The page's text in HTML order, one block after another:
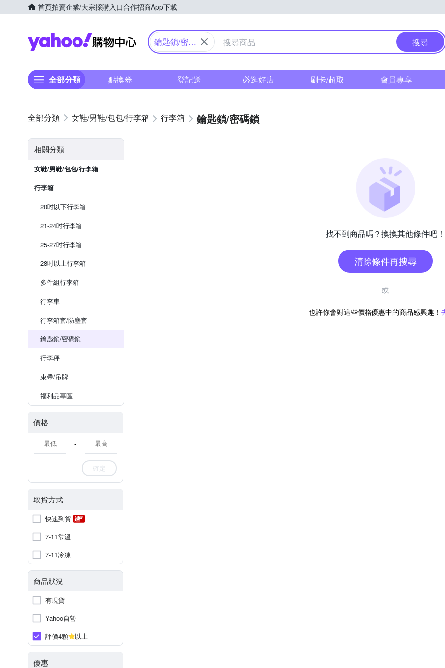
首頁拍賣企業/大宗採購入口合作招商App下載
Yahoo購物中心
鑰匙鎖/密碼
搜尋
全部分類 點換券 登記送 必逛好店 刷卡/超取 會員專享
女鞋/男鞋/包包/行李箱 行李箱 鑰匙鎖/密碼鎖
相關分類
女鞋/男鞋/包包/行李箱
行李箱
20吋以下行李箱
21-24吋行李箱
25-27吋行李箱
28吋以上行李箱
多件組行李箱
行李車
行李箱套/防塵套
鑰匙鎖/密碼鎖
行李秤
束帶/吊牌
福利品專區
價格
-
確定
取貨方式
快速到貨
7-11常溫
7-11冷凍
商品狀況
有現貨
Yahoo自營
評價4顆
以上
優惠
找不到商品嗎？換換其他條件吧！
清除條件再搜尋
或
也許你會對這些價格優惠中的商品感興趣！